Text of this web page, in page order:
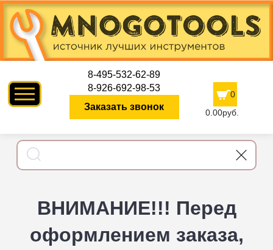
8-495-532-62-89
8-926-692-98-53
Заказать звонок
0
0.00руб.
ВНИМАНИЕ!!! Перед
оформлением заказа,